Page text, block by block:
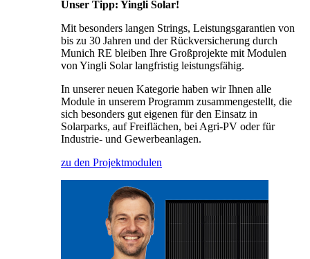
Unser Tipp: Yingli Solar!
Mit besonders langen Strings, Leistungsgarantien von
bis zu 30 Jahren und der Rückversicherung durch
Munich RE bleiben Ihre Großprojekte mit Modulen
von Yingli Solar langfristig leistungsfähig.
In unserer neuen Kategorie haben wir Ihnen alle
Module in unserem Programm zusammengestellt, die
sich besonders gut eigenen für den Einsatz in
Solarparks, auf Freiflächen, bei Agri-PV oder für
Industrie- und Gewerbeanlagen.
zu den Projektmodulen